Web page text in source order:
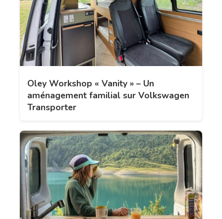
Oley Workshop « Vanity » – Un
aménagement familial sur Volkswagen
Transporter